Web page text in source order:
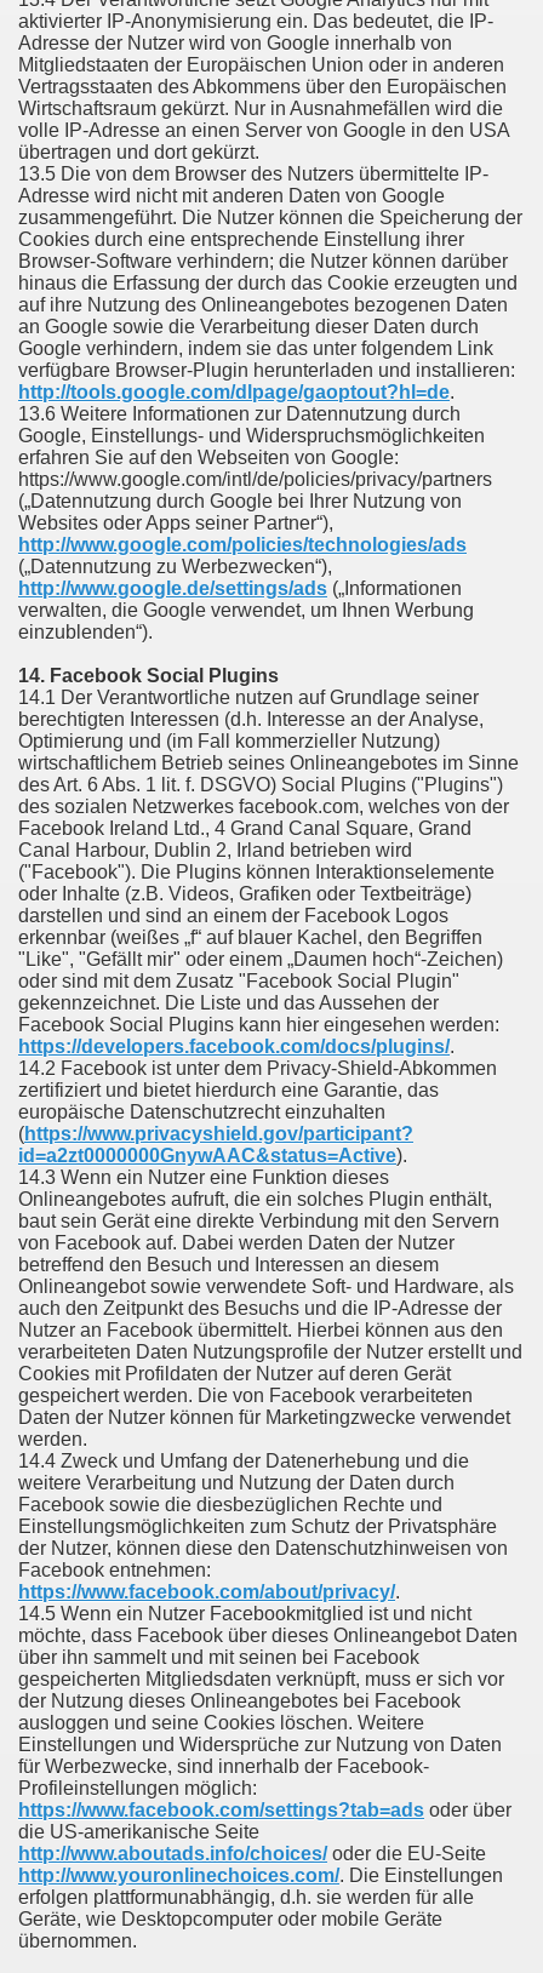
aktivierter IP-Anonymisierung ein. Das bedeutet, die IP-
Adresse der Nutzer wird von Google innerhalb von
Mitgliedstaaten der Europäischen Union oder in anderen
Vertragsstaaten des Abkommens über den Europäischen
Wirtschaftsraum gekürzt. Nur in Ausnahmefällen wird die
volle IP-Adresse an einen Server von Google in den USA
übertragen und dort gekürzt.
13.5 Die von dem Browser des Nutzers übermittelte IP-
Adresse wird nicht mit anderen Daten von Google
zusammengeführt. Die Nutzer können die Speicherung der
Cookies durch eine entsprechende Einstellung ihrer
Browser-Software verhindern; die Nutzer können darüber
hinaus die Erfassung der durch das Cookie erzeugten und
auf ihre Nutzung des Onlineangebotes bezogenen Daten
an Google sowie die Verarbeitung dieser Daten durch
Google verhindern, indem sie das unter folgendem Link
verfügbare Browser-Plugin herunterladen und installieren:
http://tools.google.com/dlpage/gaoptout?hl=de.
13.6 Weitere Informationen zur Datennutzung durch
Google, Einstellungs- und Widerspruchsmöglichkeiten
erfahren Sie auf den Webseiten von Google:
https://www.google.com/intl/de/policies/privacy/partners
(„Datennutzung durch Google bei Ihrer Nutzung von
Websites oder Apps seiner Partner“),
http://www.google.com/policies/technologies/ads
(„Datennutzung zu Werbezwecken“),
http://www.google.de/settings/ads („Informationen
verwalten, die Google verwendet, um Ihnen Werbung
einzublenden“).
14. Facebook Social Plugins
14.1 Der Verantwortliche nutzen auf Grundlage seiner
berechtigten Interessen (d.h. Interesse an der Analyse,
Optimierung und (im Fall kommerzieller Nutzung)
wirtschaftlichem Betrieb seines Onlineangebotes im Sinne
des Art. 6 Abs. 1 lit. f. DSGVO) Social Plugins ("Plugins")
des sozialen Netzwerkes facebook.com, welches von der
Facebook Ireland Ltd., 4 Grand Canal Square, Grand
Canal Harbour, Dublin 2, Irland betrieben wird
("Facebook"). Die Plugins können Interaktionselemente
oder Inhalte (z.B. Videos, Grafiken oder Textbeiträge)
darstellen und sind an einem der Facebook Logos
erkennbar (weißes „f“ auf blauer Kachel, den Begriffen
"Like", "Gefällt mir" oder einem „Daumen hoch“-Zeichen)
oder sind mit dem Zusatz "Facebook Social Plugin"
gekennzeichnet. Die Liste und das Aussehen der
Facebook Social Plugins kann hier eingesehen werden:
https://developers.facebook.com/docs/plugins/.
14.2 Facebook ist unter dem Privacy-Shield-Abkommen
zertifiziert und bietet hierdurch eine Garantie, das
europäische Datenschutzrecht einzuhalten
(https://www.privacyshield.gov/participant?
id=a2zt0000000GnywAAC&status=Active).
14.3 Wenn ein Nutzer eine Funktion dieses
Onlineangebotes aufruft, die ein solches Plugin enthält,
baut sein Gerät eine direkte Verbindung mit den Servern
von Facebook auf. Dabei werden Daten der Nutzer
betreffend den Besuch und Interessen an diesem
Onlineangebot sowie verwendete Soft- und Hardware, als
auch den Zeitpunkt des Besuchs und die IP-Adresse der
Nutzer an Facebook übermittelt. Hierbei können aus den
verarbeiteten Daten Nutzungsprofile der Nutzer erstellt und
Cookies mit Profildaten der Nutzer auf deren Gerät
gespeichert werden. Die von Facebook verarbeiteten
Daten der Nutzer können für Marketingzwecke verwendet
werden.
14.4 Zweck und Umfang der Datenerhebung und die
weitere Verarbeitung und Nutzung der Daten durch
Facebook sowie die diesbezüglichen Rechte und
Einstellungsmöglichkeiten zum Schutz der Privatsphäre
der Nutzer, können diese den Datenschutzhinweisen von
Facebook entnehmen:
https://www.facebook.com/about/privacy/.
14.5 Wenn ein Nutzer Facebookmitglied ist und nicht
möchte, dass Facebook über dieses Onlineangebot Daten
über ihn sammelt und mit seinen bei Facebook
gespeicherten Mitgliedsdaten verknüpft, muss er sich vor
der Nutzung dieses Onlineangebotes bei Facebook
ausloggen und seine Cookies löschen. Weitere
Einstellungen und Widersprüche zur Nutzung von Daten
für Werbezwecke, sind innerhalb der Facebook-
Profileinstellungen möglich:
https://www.facebook.com/settings?tab=ads oder über
die US-amerikanische Seite
http://www.aboutads.info/choices/oder die EU-Seite
http://www.youronlinechoices.com/. Die Einstellungen
erfolgen plattformunabhängig, d.h. sie werden für alle
Geräte, wie Desktopcomputer oder mobile Geräte
übernommen.